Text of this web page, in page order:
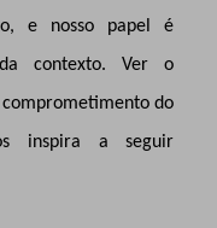
e nosso papel é
contexto. Ver o
do
inspira a seguir